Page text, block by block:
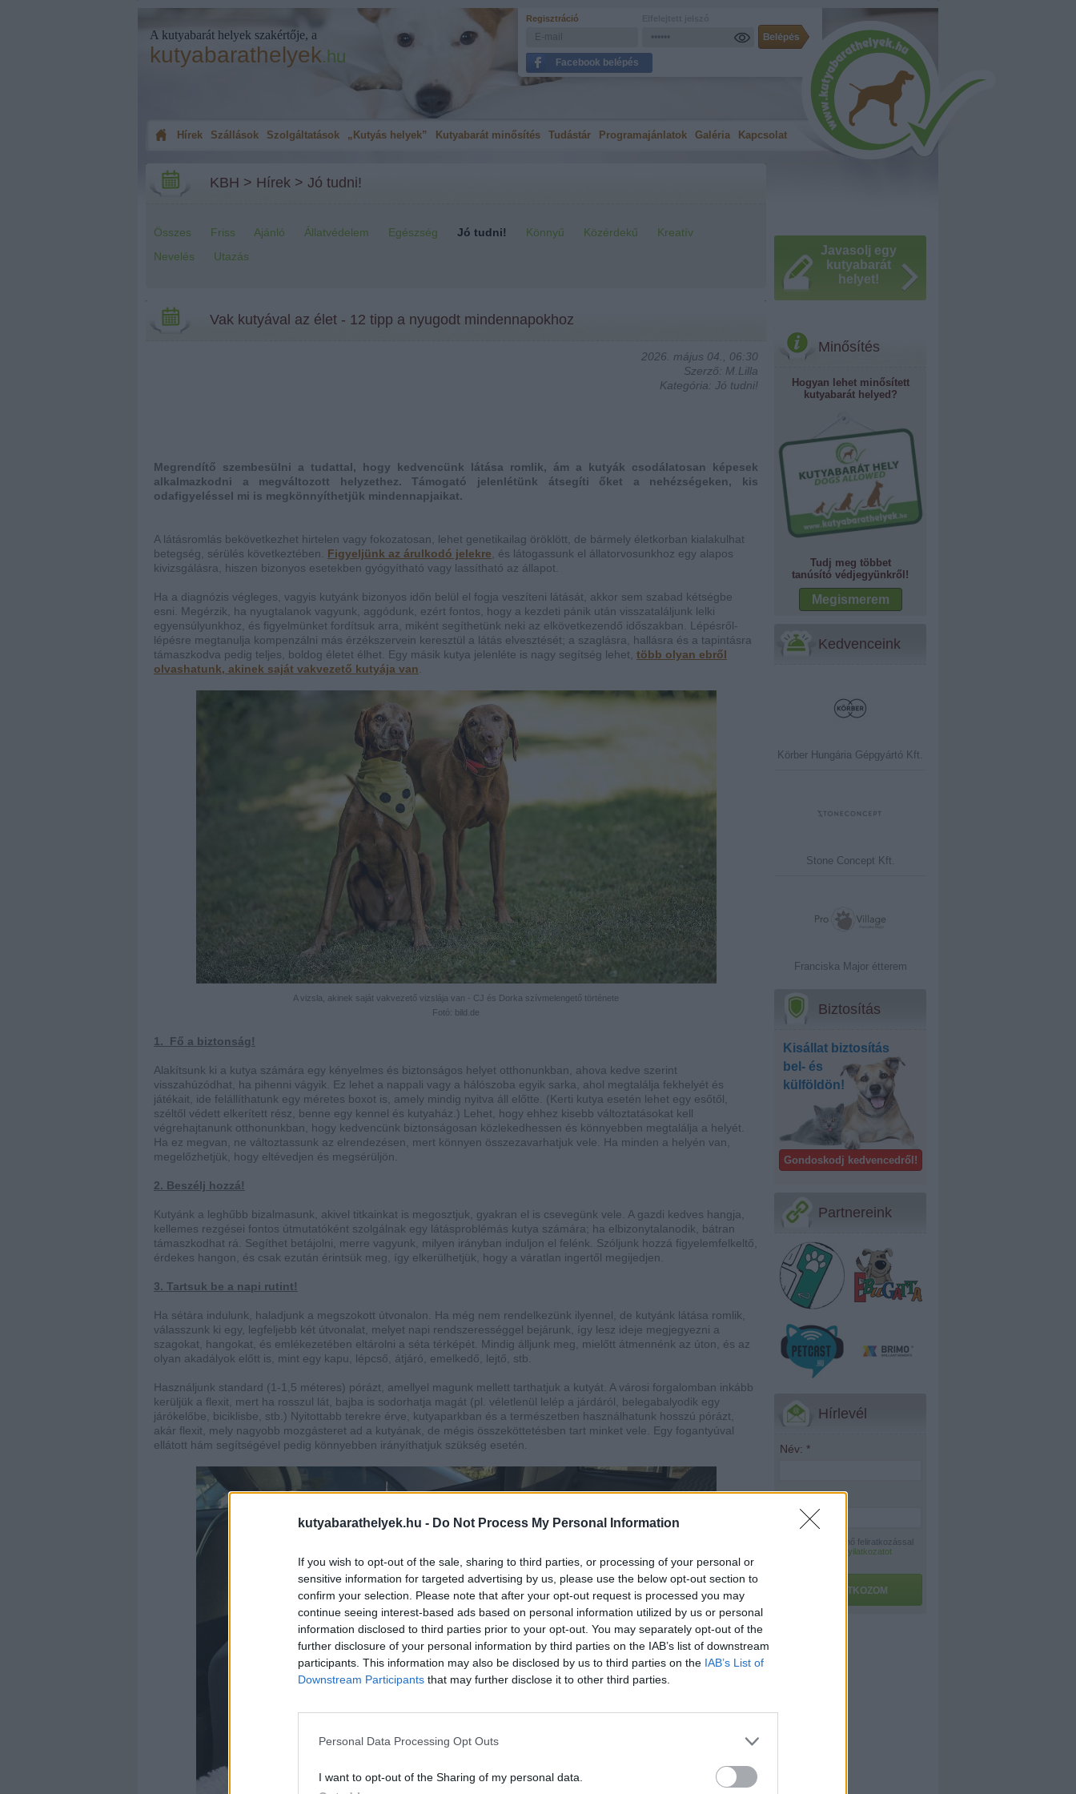
kutyabarathelyek.hu - Do Not Process My Personal Information
If you wish to opt-out of the sale, sharing to third parties, or processing of your personal or
sensitive information for targeted advertising by us, please use the below opt-out section to
confirm your selection. Please note that after your opt-out request is processed you may
continue seeing interest-based ads based on personal information utilized by us or personal
information disclosed to third parties prior to your opt-out. You may separately opt-out of the
further disclosure of your personal information by third parties on the IAB’s list of downstream
participants. This information may also be disclosed by us to third parties on the IAB’s List of
Downstream Participants that may further disclose it to other third parties.
Personal Data Processing Opt Outs
I want to opt-out of the Sharing of my personal data.
A kutyabarát helyek szakértője, a
kutyabarathelyek.hu
Regisztráció
Facebook belépés
Hírek Szállások Szolgáltatások „Kutyás helyek” Kutyabarát minősítés Tudástár Programajánlatok Galéria Kapcsolat
KBH > Hírek > Jó tudni!
Összes Friss Ajánló Állatvédelem Egészség Jó tudni! Könnyű Közérdekű
Kreatív
Nevelés
Utazás
Vak kutyával az élet - 12 tipp a nyugodt mindennapokhoz
2026. május 04., 06:30
Szerző: M.Lilla
Kategória: Jó tudni!
Megrendítő szembesülni a tudattal, hogy kedvencünk látása romlik, ám a kutyák csodálatosan képesek
alkalmazkodni a megváltozott helyzethez. Támogató jelenlétünk átsegíti őket a nehézségeken, kis
odafigyeléssel mi is megkönnyíthetjük mindennapjaikat.
A látásromlás bekövetkezhet hirtelen vagy fokozatosan, lehet genetikailag öröklött, de bármely életkorban kialakulhat
betegség, sérülés következtében. Figyeljünk az árulkodó jelekre , és látogassunk el állatorvosunkhoz egy alapos
kivizsgálásra, hiszen bizonyos esetekben gyógyítható vagy lassítható az állapot.
Ha a diagnózis végleges, vagyis kutyánk bizonyos időn belül el fogja veszíteni látását, akkor sem szabad kétségbe
esni. Megérzik, ha nyugtalanok vagyunk, aggódunk, ezért fontos, hogy a kezdeti pánik után visszataláljunk lelki
egyensúlyunkhoz, és figyelmünket fordítsuk arra, miként segíthetünk neki az elkövetkezendő időszakban. Lépésről-
lépésre megtanulja kompenzálni más érzékszervein keresztül a látás elvesztését; a szaglásra, hallásra és a tapintásra
támaszkodva pedig teljes, boldog életet élhet. Egy másik kutya jelenléte is nagy segítség lehet, több olyan ebről
olvashatunk, akinek saját vakvezető kutyája van
A vizsla, akinek saját vakvezető vizslája van - CJ és Dorka szívmelengető története
Fotó: bild.de
1. Fő a biztonság!
Alakítsunk ki a kutya számára egy kényelmes és biztonságos helyet otthonunkban, ahova kedve szerint
visszahúzódhat, ha pihenni vágyik. Ez lehet a nappali vagy a hálószoba egyik sarka, ahol megtalálja fekhelyét és
játékait, ide felállíthatunk egy méretes boxot is, amely mindig nyitva áll előtte. (Kerti kutya esetén lehet egy esőtől,
széltől védett elkerített rész, benne egy kennel és kutyaház.) Lehet, hogy ehhez kisebb változtatásokat kell
végrehajtanunk otthonunkban, hogy kedvencünk biztonságosan közlekedhessen és könnyebben megtalálja a helyét.
Ha ez megvan, ne változtassunk az elrendezésen, mert könnyen összezavarhatjuk vele. Ha minden a helyén van,
megelőzhetjük, hogy eltévedjen és megsérüljön.
2. Beszélj hozzá!
Kutyánk a leghűbb bizalmasunk, akivel titkainkat is megosztjuk, gyakran el is csevegünk vele. A gazdi kedves hangja,
kellemes rezgései fontos útmutatóként szolgálnak egy látásproblémás kutya számára; ha elbizonytalanodik, bátran
támaszkodhat rá. Segíthet betájolni, merre vagyunk, milyen irányban induljon el felénk. Szóljunk hozzá figyelemfelkeltő,
érdekes hangon, és csak ezután érintsük meg, így elkerülhetjük, hogy a váratlan ingertől megijedjen.
3. Tartsuk be a napi rutint!
Ha sétára indulunk, haladjunk a megszokott útvonalon. Ha még nem rendelkezünk ilyennel, de kutyánk látása romlik,
válasszunk ki egy, legfeljebb két útvonalat, melyet napi rendszerességgel bejárunk, így lesz ideje megjegyezni a
szagokat, hangokat, és emlékezetében eltárolni a séta térképét. Mindig álljunk meg, mielőtt átmennénk az úton, és az
olyan akadályok előtt is, mint egy kapu, lépcső, átjáró, emelkedő, lejtő, stb.
Használjunk standard (1-1,5 méteres) pórázt, amellyel magunk mellett tarthatjuk a kutyát. A városi forgalomban inkább
kerüljük a flexit, mert ha rosszul lát, bajba is sodorhatja magát (pl. véletlenül lelép a járdáról, belegabalyodik egy
járókelőbe, biciklisbe, stb.) Nyitottabb terekre érve, kutyaparkban és a természetben használhatunk hosszú pórázt,
akár flexit, mely nagyobb mozgásteret ad a kutyának, de mégis összeköttetésben tart minket vele. Egy fogantyúval
ellátott hám segítségével pedig könnyebben irányíthatjuk szükség esetén.
Javasolj egy
kutyabarát
helyet!
Minősítés
Hogyan lehet minősített
kutyabarát helyed?
Tudj meg többet
tanúsító védjegyünkről!
Megismerem
Kedvenceink
Körber Hungária Gépgyártó Kft.
Stone Concept Kft.
Franciska Major étterem
Biztosítás
Kisállat biztosítás
bel- és
külföldön!
Gondoskodj kedvencedről!
Partnereink
Hírlevél
Név: *
E-mail:*
A hírlevélre történő feliratkozással
adatvédelmi nyilatkozatot
FELIRATKOZOM